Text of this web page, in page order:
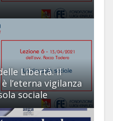
Libertà. Il
l’eterna vigilanza
sociale